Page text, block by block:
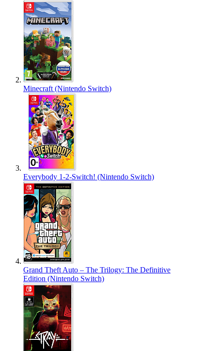
Minecraft (Nintendo Switch)
Everybody 1-2-Switch! (Nintendo Switch)
Grand Theft Auto – The Trilogy: The Definitive
Edition (Nintendo Switch)